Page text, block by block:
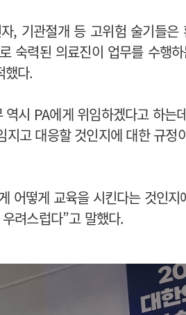
, 기관절개 등 고위험 술기들은
숙력된 의료진이 업무를 수행
했다.
시 PA에게 위임하겠다고 하는
고 대응할 것인지에 대한 규정
어떻게 교육을 시킨다는 것인지
려스럽다”고 말했다.